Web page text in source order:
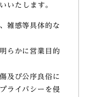
いたします。
雑感等具体的な
らかに営業目的
及び公序良俗に
ライバシーを侵